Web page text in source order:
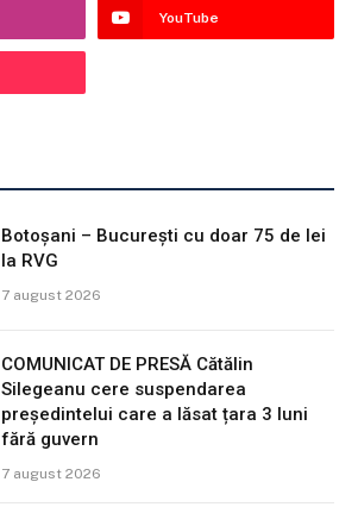
YouTube
Botoșani – București cu doar 75 de lei
la RVG
7 august 2026
COMUNICAT DE PRESĂ Cătălin
Silegeanu cere suspendarea
președintelui care a lăsat țara 3 luni
fără guvern
7 august 2026